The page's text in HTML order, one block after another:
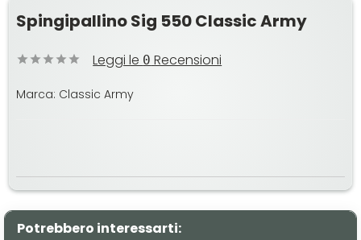
Spingipallino Sig 550 Classic Army
Leggi le 0 Recensioni
Marca: Classic Army
Potrebbero interessarti: